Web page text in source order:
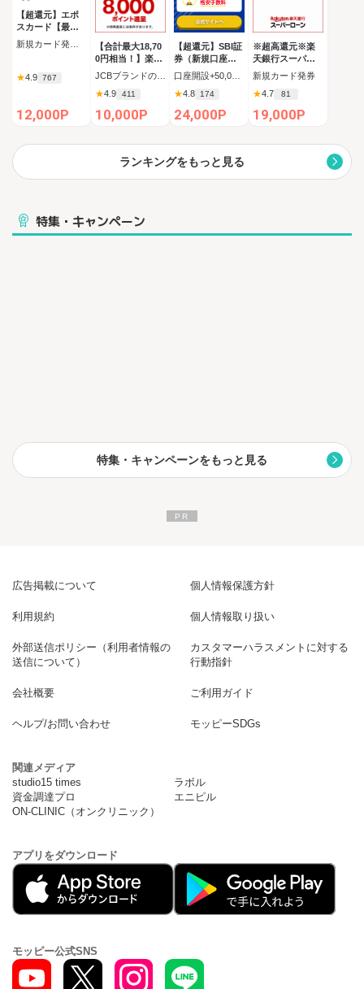
【超還元】エポ
スカード【最短4
日付与】
★4.9 767
12,000P
【合計最大18,70
0円相当！】楽天
カード【JCBキ
ャンペーン実施
中】
★4.9 411
10,000P
【超還元】SBI証
券（新規口座開
設+50,000円以上
入金）
★4.8 174
24,000P
※超高還元※楽
天銀行スーパー
ローン
新規カード発券
★4.7 81
19,000P
ランキングをもっと見る
特集・キャンペーン
特集・キャンペーンをもっと見る
広告掲載について 個人情報保護方針
利用規約 個人情報取り扱い
外部送信ポリシー（利用者情報の
送信について）
カスタマーハラスメントに対する
行動指針
会社概要 ご利用ガイド
ヘルプ/お問い合わせ モッピーSDGs
関連メディア
studio15 times
ラボル
資金調達プロ
エニピル
ON-CLINIC（オンクリニック）
アプリをダウンロード
モッピー公式SNS